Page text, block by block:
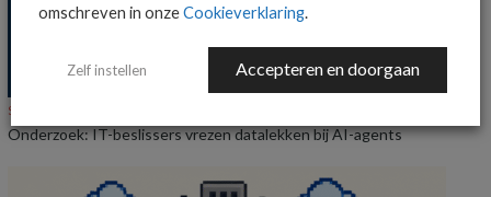
SECURITY
Onderzoek: IT-beslissers vrezen datalekken bij AI-agents
omschreven in onzeCookieverklaring.
Zelf instellen Accepteren en doorgaan